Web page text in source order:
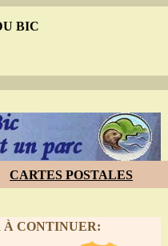
BIC
CARTES POSTALES
À CONTINUER: